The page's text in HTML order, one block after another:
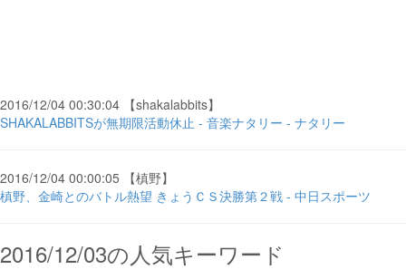
2016/12/04 00:30:04 【shakalabbits】
SHAKALABBITSが無期限活動休止 - 音楽ナタリー - ナタリー
2016/12/04 00:00:05 【槙野】
槙野、金崎とのバトル熱望 きょうＣＳ決勝第２戦 - 中日スポーツ
2016/12/03の人気キーワード